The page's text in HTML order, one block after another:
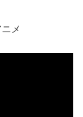
メ